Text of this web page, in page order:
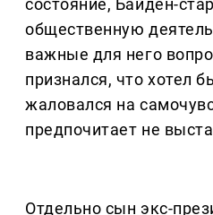
состояние, Байден-
общественную
важные для него
признался, что хотел
жаловался на
предпочитает не
Отдельно сын экс-